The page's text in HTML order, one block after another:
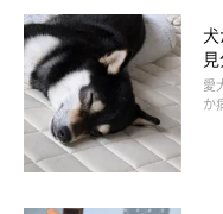
愛
か